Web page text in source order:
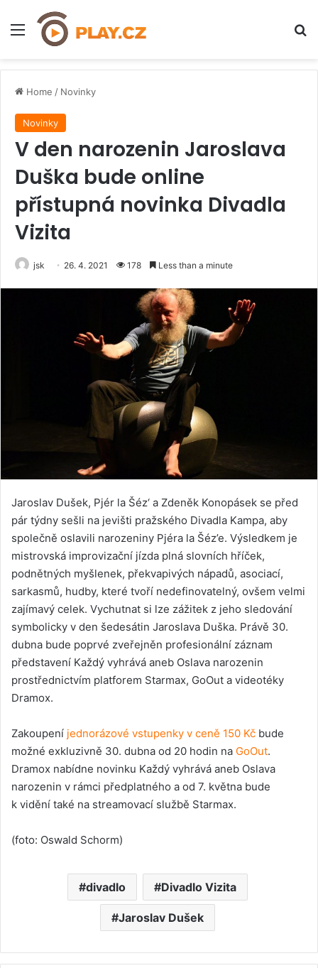
Menu
Home / Novinky
Novinky
V den narozenin Jaroslava
Duška bude online
přístupná novinka Divadla
Vizita
jsk 26. 4. 2021 178 Less than a minute
Jaroslav Dušek, Pjér la Šéz‘ a Zdeněk Konopásek se před
pár týdny sešli na jevišti pražského Divadla Kampa, aby
společně oslavili narozeniny Pjéra la Šéz’e. Výsledkem je
mistrovská improvizační jízda plná slovních hříček,
podnětných myšlenek, překvapivých nápadů, asociací,
sarkasmů, hudby, které tvoří nedefinovatelný, ovšem velmi
zajímavý celek. Vychutnat si lze zážitek z jeho sledování
symbolicky v den šedesátin Jaroslava Duška. Právě 30.
dubna bude poprvé zveřejněn profesionální záznam
představení Každý vyhrává aneb Oslava narozenin
prostřednictvím platforem Starmax, GoOut a videotéky
Dramox.
Zakoupení jednorázové vstupenky v ceně 150 Kč bude
možné exkluzivně 30. dubna od 20 hodin na GoOut.
Dramox nabídne novinku Každý vyhrává aneb Oslava
narozenin v rámci předplatného a od 7. května bude
k vidění také na streamovací službě Starmax.
(foto: Oswald Schorm)
divadlo Divadlo Vizita
Jaroslav Dušek